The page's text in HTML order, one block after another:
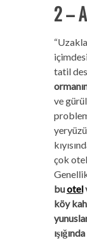
2 –
tatil
ve
çok
buotel
köy